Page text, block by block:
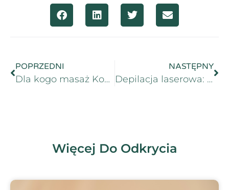
POPRZEDNI
Dla kogo masaż Kobido będzie najlepszy?
NASTĘPNY
Depilacja laserowa: Jak się przygotować do zabiegu? Najważniejsze wskazówki
Więcej Do Odkrycia